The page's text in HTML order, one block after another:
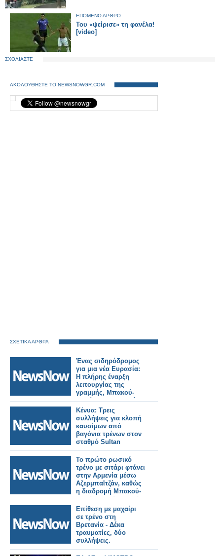
ΕΠΟΜΕΝΟ ΑΡΘΡΟ
Του «ψείρισε» τη φανέλα!
[video]
ΣΧΟΛΙΑΣΤΕ
ΑΚΟΛΟΥΘΗΣΤΕ ΤΟ NEWSNOWGR.COM
ΣΧΕΤΙΚΑ ΑΡΘΡΑ
Ένας σιδηρόδρομος
για μια νέα Ευρασία:
Η πλήρης έναρξη
λειτουργίας της
γραμμής, Μπακού-
Τιφλίδα-Καρς, αλλάζει
τα δεδομένα.
Κένυα: Τρεις
συλλήψεις για κλοπή
καυσίμων από
βαγόνια τρένων στον
σταθμό Sultan
Hamud!
Το πρώτο ρωσικό
τρένο με σιτάρι φτάνει
στην Αρμενία μέσω
Αζερμπαϊτζάν, καθώς
η διαδρομή Μπακού-
Τιφλίδα ανοίγει ξανά
μετά από δεκαετίες.
Επίθεση με μαχαίρι
σε τρένο στη
Βρετανία - Δέκα
τραυματίες, δύο
συλλήψεις.